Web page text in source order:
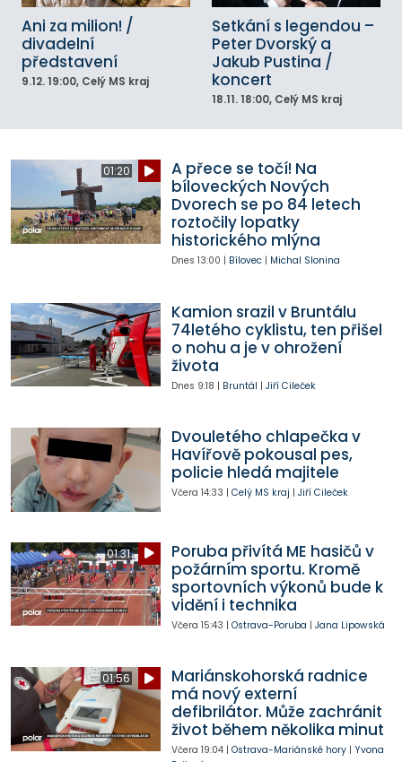
Ani za milion! /
divadelní
představení
9.12. 19:00, Celý MS kraj
Setkání s legendou –
Peter Dvorský a
Jakub Pustina /
koncert
18.11. 18:00, Celý MS kraj
01:20
A přece se točí! Na
bíloveckých Nových
Dvorech se po 84 letech
roztočily lopatky
historického mlýna
Dnes 13:00 | Bílovec| Michal Slonina
Kamion srazil v Bruntálu
74letého cyklistu, ten přišel
o nohu a je v ohrožení
života
Dnes 9:18 | Bruntál | Jiří Cileček
Dvouletého chlapečka v
Havířově pokousal pes,
policie hledá majitele
Včera 14:33 | Celý MS kraj | Jiří Cileček
01:31
Poruba přivítá ME hasičů v
požárním sportu. Kromě
sportovních výkonů bude k
vidění i technika
Včera 15:43 | Ostrava-Poruba | Jana Lipowská
01:56
Mariánskohorská radnice
má nový externí
defibrilátor. Může zachránit
život během několika minut
Včera 19:04| Ostrava-Mariánské hory| Yvona